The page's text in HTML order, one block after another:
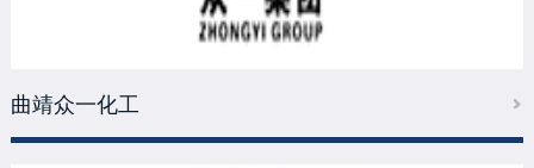
曲靖众一化工